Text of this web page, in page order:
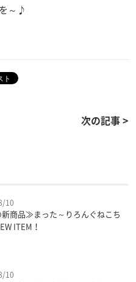
～♪
次の記事 >
10
商品≫まった～りろんぐねこち
ITEM！
10